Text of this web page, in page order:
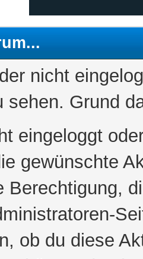
nicht
sehen. Grund
eingeloggt
gewünschte
Berechtigung,
ob du diese